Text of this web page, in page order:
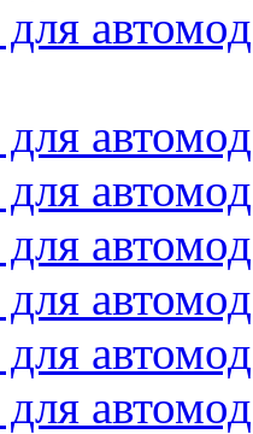
для
для
для
для
для
для
для